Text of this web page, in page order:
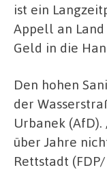
ist ein
Appell an Land
Geld in die
Den hohen
der
Urbanek (AfD).
über Jahre
Rettstadt